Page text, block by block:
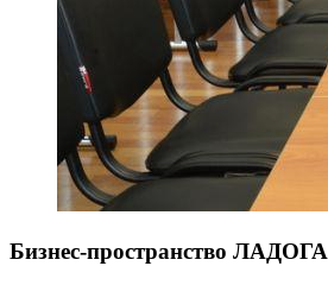
Бизнес-пространство ЛАДОГА